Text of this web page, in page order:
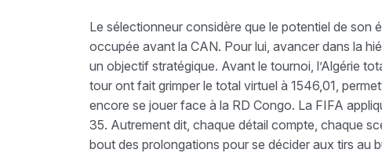
Le sélectionneur considère que le potentiel de son
occupée avant la CAN. Pour lui, avancer dans la
un objectif stratégique. Avant le tournoi, l’Algérie
tour ont fait grimper le total virtuel à 1546,01,
encore se jouer face à la RD Congo. La FIFA
35. Autrement dit, chaque détail compte, chaque
bout des prolongations pour se décider aux tirs au